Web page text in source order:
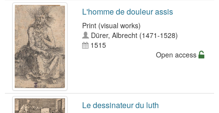
L'homme de douleur assis
Print (visual works)
Dürer, Albrecht (1471-1528)
1515
Open access
Le dessinateur du luth